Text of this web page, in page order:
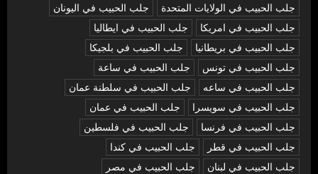
جلب الحبيب في الولايات المتحدة
جلب الحبيب في اليونان
جلب الحبيب في امريكا
جلب الحبيب في ايطاليا
جلب الحبيب في بريطانيا
جلب الحبيب في بلجيكا
جلب الحبيب في تونس
جلب الحبيب في ساعة
جلب الحبيب في ساعه
جلب الحبيب في سلطنة عمان
جلب الحبيب في سويسرا
جلب الحبيب في عمان
جلب الحبيب في فرنسا
جلب الحبيب في فلسطين
جلب الحبيب في قطر
جلب الحبيب في كندا
جلب الحبيب في لبنان
جلب الحبيب في مصر